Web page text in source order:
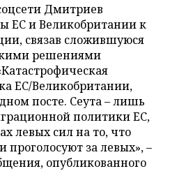
Дмитриев
ЕС и Великобритании к
связав сложившуюся
решениями
ЕС/Великобритании,
посте. Сеута – лишь
политики ЕС,
левых сил на то, что
за левых», –
опубликованного